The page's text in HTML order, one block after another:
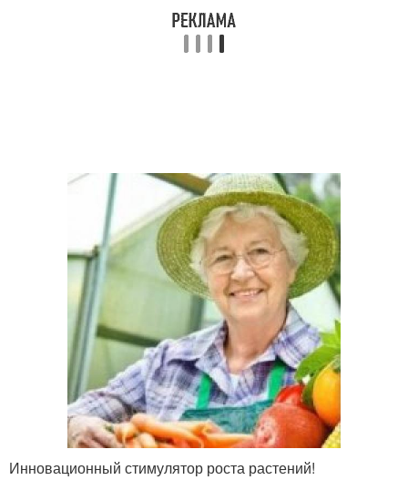
Инновационный стимулятор роста растений!